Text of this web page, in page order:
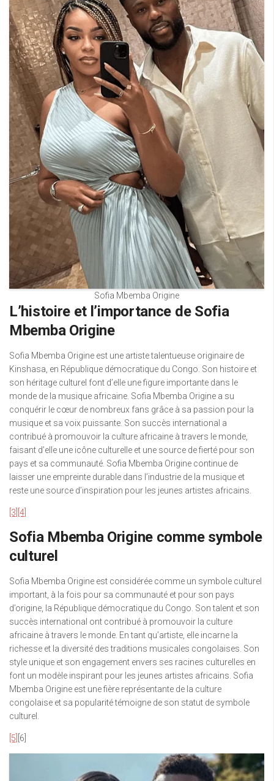
Sofia Mbemba Origine
L’histoire et l’importance de Sofia
Mbemba Origine
Sofia Mbemba Origine est une artiste talentueuse originaire de
Kinshasa, en République démocratique du Congo. Son histoire et
son héritage culturel font d’elle une figure importante dans le
monde de la musique africaine. Sofia Mbemba Origine a su
conquérir le cœur de nombreux fans grâce à sa passion pour la
musique et sa voix puissante. Son succès international a
contribué à promouvoir la culture africaine à travers le monde,
faisant d’elle une icône culturelle et une source de fierté pour son
pays et sa communauté. Sofia Mbemba Origine continue de
laisser une empreinte durable dans l’industrie de la musique et
reste une source d’inspiration pour les jeunes artistes africains.
[3] [4]
Sofia Mbemba Origine comme symbole
culturel
Sofia Mbemba Origine est considérée comme un symbole culturel
important, à la fois pour sa communauté et pour son pays
d’origine, la République démocratique du Congo. Son talent et son
succès international ont contribué à promouvoir la culture
africaine à travers le monde. En tant qu’artiste, elle incarne la
richesse et la diversité des traditions musicales congolaises. Son
style unique et son engagement envers ses racines culturelles en
font un modèle inspirant pour les jeunes artistes africains. Sofia
Mbemba Origine est une fière représentante de la culture
congolaise et sa popularité témoigne de son statut de symbole
culturel.
[5] [6]